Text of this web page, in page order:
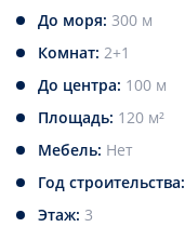
До моря: 300 м
Комнат: 2+1
До центра: 100 м
Площадь: 120 м²
Мебель: Нет
Год строительства:
Этаж: 3